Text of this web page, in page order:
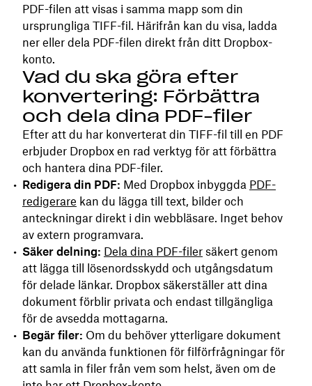
PDF-filen att visas i samma mapp som din
ursprungliga TIFF-fil. Härifrån kan du visa, ladda
ner eller dela PDF-filen direkt från ditt Dropbox-
konto.
Vad du ska göra efter
konvertering: Förbättra
och dela dina PDF-filer
Efter att du har konverterat din TIFF-fil till en PDF
erbjuder Dropbox en rad verktyg för att förbättra
och hantera dina PDF-filer.
Redigera din PDF: Med Dropbox inbyggda PDF-
redigerare kan du lägga till text, bilder och
anteckningar direkt i din webbläsare. Inget behov
av extern programvara.
Säker delning: Dela dina PDF-filer säkert genom
att lägga till lösenordsskydd och utgångsdatum
för delade länkar. Dropbox säkerställer att dina
dokument förblir privata och endast tillgängliga
för de avsedda mottagarna.
Begär filer: Om du behöver ytterligare dokument
kan du använda funktionen för filförfrågningar för
att samla in filer från vem som helst, även om de